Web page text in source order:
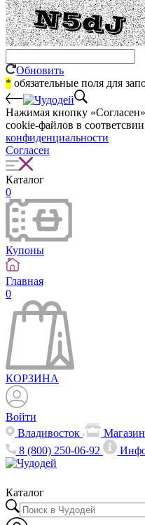
Обновить
* обязательные поля для
Нажимая кнопку
cookie-файлов в
конфиденциальности
Согласен
Каталог
0
Купоны
Главная
0
КОРЗИНА
Войти
Владивосток
8 (800) 250-06-92
Каталог